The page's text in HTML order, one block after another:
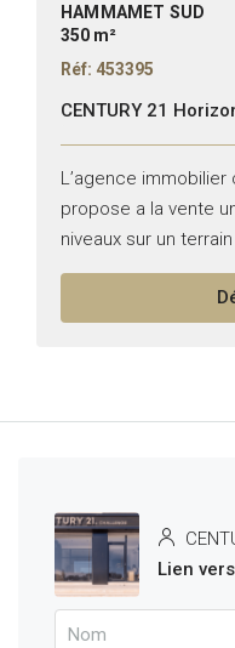
HAMMAMET SUD
350 m²
Réf: 453395
CENTURY 21
L’agence
propose a la vente
niveaux sur un
Salon qui donne sur
Lien